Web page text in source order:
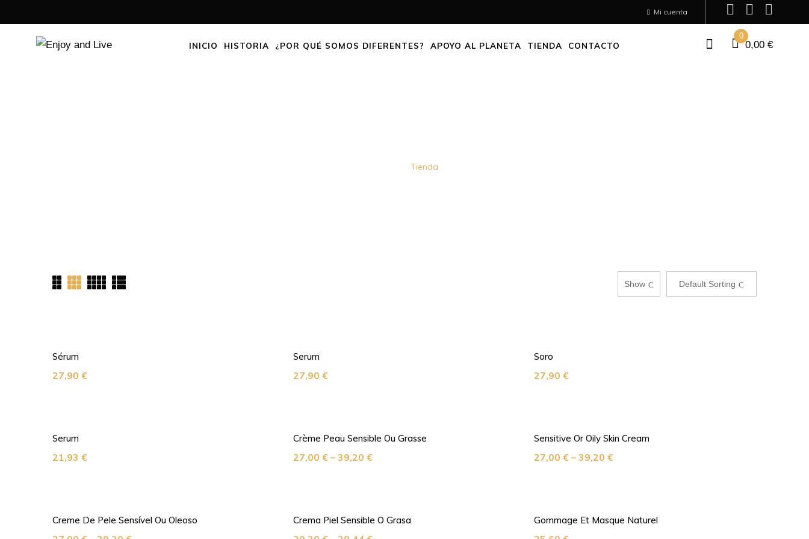
Mi cuenta
INICIO HISTORIA ¿POR QUÉ SOMOS DIFERENTES? APOYO AL PLANETA TIENDA CONTACTO
0
0,00 €
Tienda
Default Sorting
Show
Sérum
27,90 €
Serum
27,90 €
Soro
27,90 €
Serum
21,93 €
Crème Peau Sensible Ou Grasse
27,00 €– 39,20 €
Sensitive Or Oily Skin Cream
27,00 €– 39,20 €
Creme De Pele Sensível Ou Oleoso Crema Piel Sensible O Grasa Gommage Et Masque Naturel